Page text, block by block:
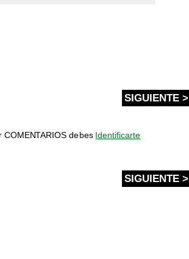
SIGUIENTE >
COMENTARIOS debes Identificarte
SIGUIENTE >